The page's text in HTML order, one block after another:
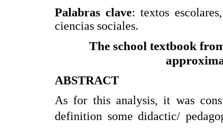
Palabras clave: textos
ciencias sociales.
The school textbook
ABSTRACT
As for this analysis, it was
definition some didactic/